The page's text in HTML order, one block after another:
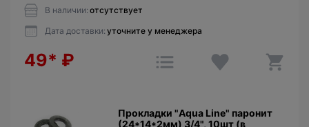
В наличии: отсутствует
Дата доставки: уточните у менеджера
49* ₽
Прокладки "Aqua Line" паронит
(24*14*2мм) 3/4", 10шт (в